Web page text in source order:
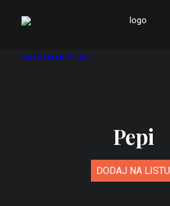
VAŠA LISTA ŽELJA
Pepi
DODAJ NA LISTU